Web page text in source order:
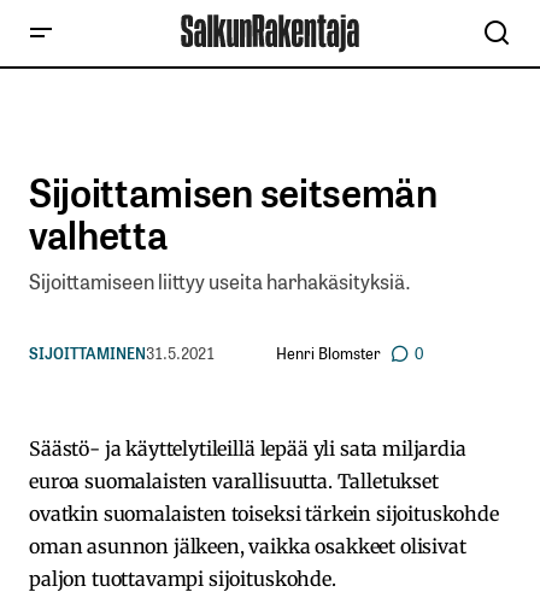
Sijoittamisen seitsemän
valhetta
Sijoittamiseen liittyy useita harhakäsityksiä.
SIJOITTAMINEN31.5.2021 Henri Blomster 0
Säästö- ja käyttelytileillä lepää yli sata miljardia
euroa suomalaisten varallisuutta. Talletukset
ovatkin suomalaisten toiseksi tärkein sijoituskohde
oman asunnon jälkeen, vaikka osakkeet olisivat
paljon tuottavampi sijoituskohde.